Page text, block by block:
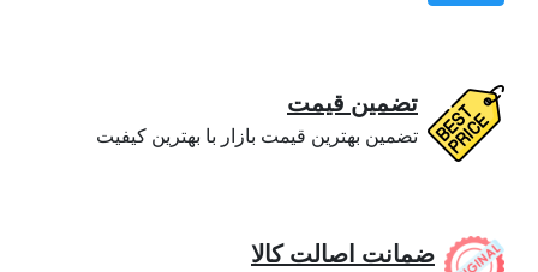
تضمین قیمت
تضمین بهترین قیمت بازار با بهترین کیفیت
ضمانت اصالت کالا